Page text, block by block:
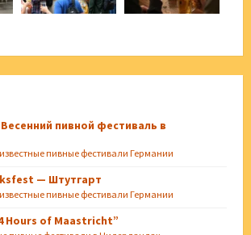
пивной фестиваль в
пивные фестивали Германии
— Штутгарт
пивные фестивали Германии
Hours of Maastricht”